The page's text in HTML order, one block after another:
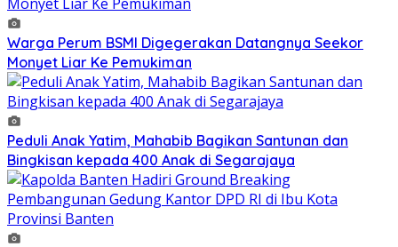
Warga Perum BSMI Digegerakan Datangnya Seekor
Monyet Liar Ke Pemukiman
Peduli Anak Yatim, Mahabib Bagikan Santunan dan
Bingkisan kepada 400 Anak di Segarajaya